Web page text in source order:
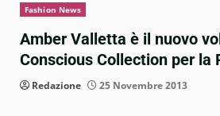
Fashion News
Amber Valletta è il nuovo
Conscious Collection per la
Redazione 25 Novembre 2013